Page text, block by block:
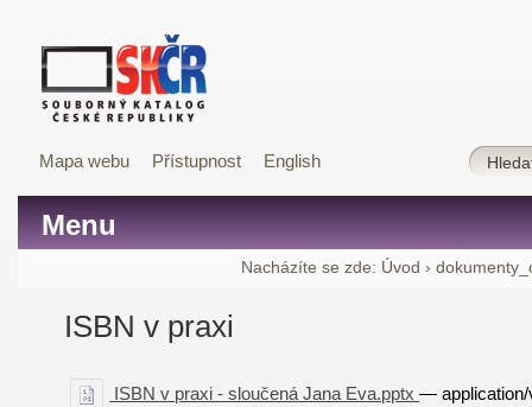
Mapa webu Přístupnost English
Menu
Nacházíte se zde: Úvod ›
ISBN v praxi
ISBN v praxi - sloučená Jana Eva.pptx— application/